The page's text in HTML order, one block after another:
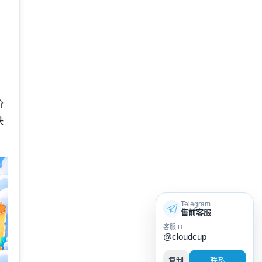
Telegram
售前客服
客服ID
@cloudcup
复制 联系